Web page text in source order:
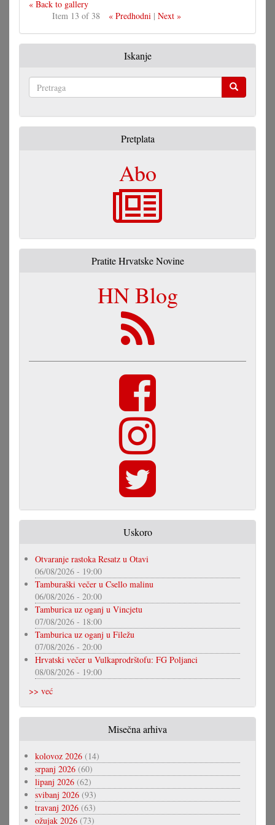
« Back to gallery
Item 13 of 38
« Predhodni| Next »
Iskanje
Pretplata
Abo
Pratite Hrvatske Novine
HN Blog
Uskoro
Otvaranje rastoka Resatz u Otavi
06/08/2026 - 19:00
Tamburaški večer u Csello malinu
06/08/2026 - 20:00
Tamburica uz oganj u Vincjetu
07/08/2026 - 18:00
Tamburica uz oganj u Filežu
07/08/2026 - 20:00
Hrvatski večer u Vulkaprodrštofu: FG Poljanci
08/08/2026 - 19:00
>> već
Misečna arhiva
kolovoz 2026 (14)
srpanj 2026 (60)
lipanj 2026 (62)
svibanj 2026 (93)
travanj 2026 (63)
ožujak 2026 (73)